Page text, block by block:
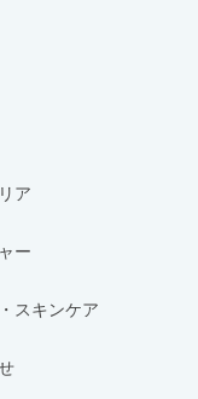
ア
ー
スキンケア